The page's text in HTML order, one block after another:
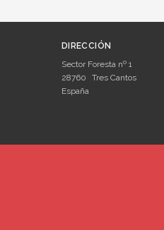
DIRECCIÓN
Sector Foresta nº 1
28760
Tres Cantos
España